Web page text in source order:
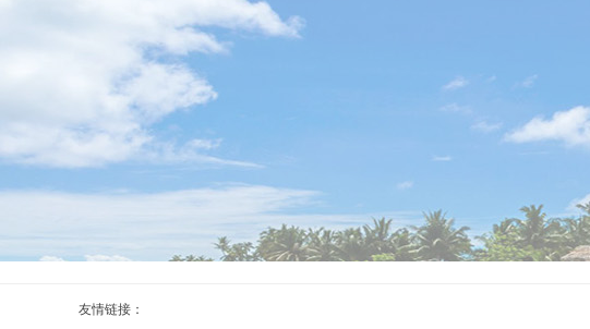
外卖福利群”等，能找到不少群聊信息。也可
以问问身边经常点高端外卖的朋友，让他们拉
你入群。我有个朋友，就是通过在本地生活论
坛上看到有人分享的群号，成功加入了一个高
端外卖群。 入群之后，要时刻关注群内动
态...
着自己的人脉和资源，精
对接。 这些经纪人的运作
友情链接：